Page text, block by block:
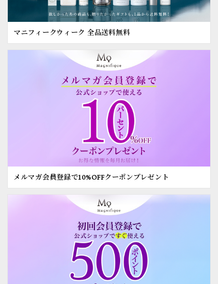
マニフィークウィーク 全品送料無料
メルマガ会員登録で10%OFFクーポンプレゼント